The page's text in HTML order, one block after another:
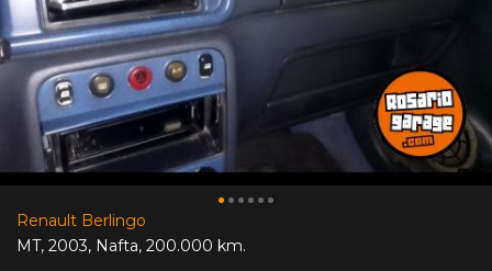
Renault Berlingo
MT, 2003, Nafta, 200.000 km.